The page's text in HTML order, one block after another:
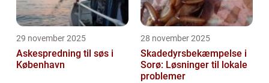
29 november 2025
Askespredning til søs i
København
28 november 2025
Skadedyrsbekæmpelse i
Sorø: Løsninger til lokale
problemer